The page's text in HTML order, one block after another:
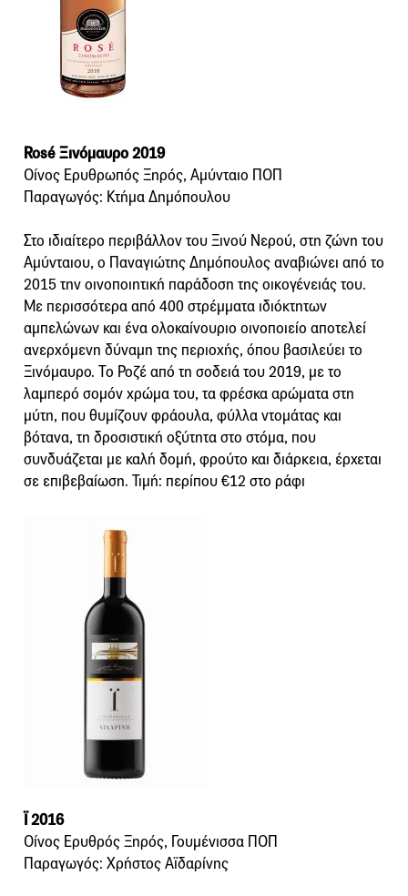
Rosé Ξινόμαυρο 2019
Οίνος Ερυθρωπός Ξηρός, Αμύνταιο ΠΟΠ
Παραγωγός: Κτήμα Δημόπουλου
Στο ιδιαίτερο περιβάλλον του Ξινού Νερού, στη ζώνη του
Αμύνταιου, ο Παναγιώτης Δημόπουλος αναβιώνει από το
2015 την οινοποιητική παράδοση της οικογένειάς του.
Με περισσότερα από 400 στρέμματα ιδιόκτητων
αμπελώνων και ένα ολοκαίνουριο οινοποιείο αποτελεί
ανερχόμενη δύναμη της περιοχής, όπου βασιλεύει το
Ξινόμαυρο. Το Ροζέ από τη σοδειά του 2019, με το
λαμπερό σομόν χρώμα του, τα φρέσκα αρώματα στη
μύτη, που θυμίζουν φράουλα, φύλλα ντομάτας και
βότανα, τη δροσιστική οξύτητα στο στόμα, που
συνδυάζεται με καλή δομή, φρούτο και διάρκεια, έρχεται
σε επιβεβαίωση. Τιμή: περίπου €12 στο ράφι
Ϊ 2016
Οίνος Ερυθρός Ξηρός, Γουμένισσα ΠΟΠ
Παραγωγός: Χρήστος Αϊδαρίνης